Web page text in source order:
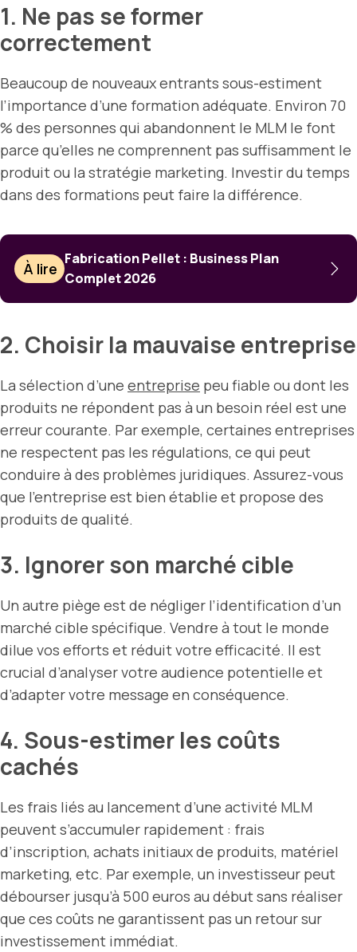
1. Ne pas se former
correctement
Beaucoup de nouveaux entrants sous-estiment
l’importance d’une formation adéquate. Environ 70
% des personnes qui abandonnent le MLM le font
parce qu’elles ne comprennent pas suffisamment le
produit ou la stratégie marketing. Investir du temps
dans des formations peut faire la différence.
À lire
Fabrication Pellet : Business Plan
Complet 2026
2. Choisir la mauvaise entreprise
La sélection d’une entreprise peu fiable ou dont les
produits ne répondent pas à un besoin réel est une
erreur courante. Par exemple, certaines entreprises
ne respectent pas les régulations, ce qui peut
conduire à des problèmes juridiques. Assurez-vous
que l’entreprise est bien établie et propose des
produits de qualité.
3. Ignorer son marché cible
Un autre piège est de négliger l’identification d’un
marché cible spécifique. Vendre à tout le monde
dilue vos efforts et réduit votre efficacité. Il est
crucial d’analyser votre audience potentielle et
d’adapter votre message en conséquence.
4. Sous-estimer les coûts
cachés
Les frais liés au lancement d’une activité MLM
peuvent s’accumuler rapidement : frais
d’inscription, achats initiaux de produits, matériel
marketing, etc. Par exemple, un investisseur peut
débourser jusqu’à 500 euros au début sans réaliser
que ces coûts ne garantissent pas un retour sur
investissement immédiat.